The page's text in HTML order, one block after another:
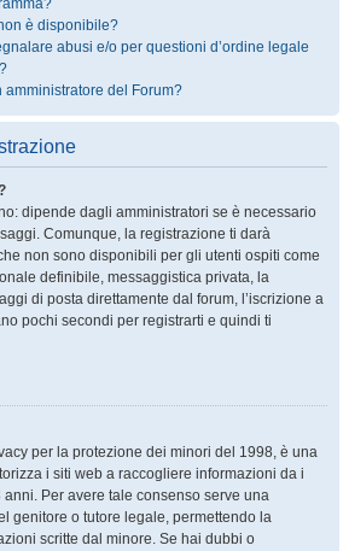
è disponibile?
abusi e/o per questioni d’ordine legale
del Forum?
dipende dagli amministratori se è necessario
Comunque, la registrazione ti darà
non sono disponibili per gli utenti ospiti come
definibile, messaggistica privata, la
di posta direttamente dal forum, l’iscrizione a
pochi secondi per registrarti e quindi ti
per la protezione dei minori del 1998, è una
i siti web a raccogliere informazioni da i
Per avere tale consenso serve una
genitore o tutore legale, permettendo la
scritte dal minore. Se hai dubbi o